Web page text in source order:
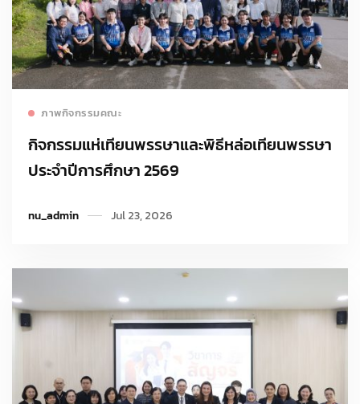
ภาพกิจกรรมคณะ
กิจกรรมแห่เทียนพรรษาและพิธีหล่อเทียนพรรษา
ประจำปีการศึกษา 2569
nu_admin Jul 23, 2026